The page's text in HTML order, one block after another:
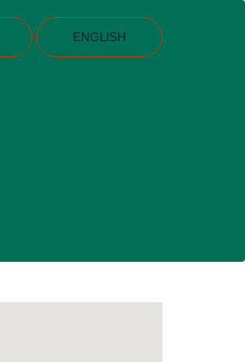
ENGLISH